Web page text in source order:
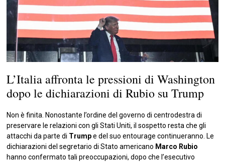
L’Italia affronta le pressioni di Washington
dopo le dichiarazioni di Rubio su Trump
Non è finita. Nonostante l’ordine del governo di centrodestra di
preservare le relazioni con gli Stati Uniti, il sospetto resta che gli
attacchi da parte di Trumpe del suo entourage continueranno. Le
dichiarazioni del segretario di Stato americano Marco Rubio
hanno confermato tali preoccupazioni, dopo che l’esecutivo